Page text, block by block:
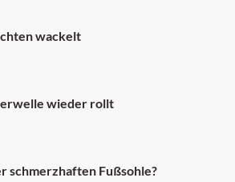
wackelt
wieder rollt
schmerzhaften Fußsohle?